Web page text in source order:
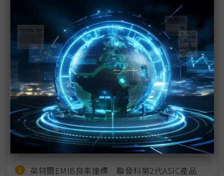
蘋果鏈移轉印度挑戰鉅 鴻海領頭製造業跟上
「2023會是里程碑」 印度擬批准2座晶圓廠興建
近７天熱門報導
MLCC訂單過熱、出貨比創高 村田示警全球AI基
建熱潮將趨緩
2027全年記憶體產能提前售罄 買家「祕而不
宣」只怕買不夠
英特爾EMIB良率達標 聯發科第2代ASIC產品